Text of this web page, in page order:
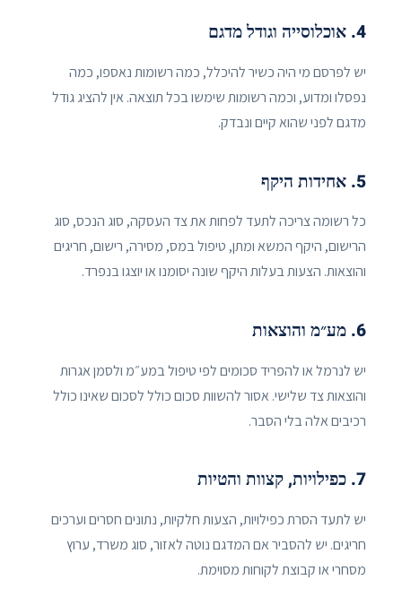
4. אוכלוסייה וגודל מדגם
יש לפרסם מי היה כשיר להיכלל, כמה רשומות נאספו, כמה
נפסלו ומדוע, וכמה רשומות שימשו בכל תוצאה. אין להציג גודל
מדגם לפני שהוא קיים ונבדק.
5. אחידות היקף
כל רשומה צריכה לתעד לפחות את צד העסקה, סוג הנכס, סוג
הרישום, היקף המשא ומתן, טיפול במס, מסירה, רישום, חריגים
והוצאות. הצעות בעלות היקף שונה יסומנו או יוצגו בנפרד.
6. מע״מ והוצאות
יש לנרמל או להפריד סכומים לפי טיפול במע״מ ולסמן אגרות
והוצאות צד שלישי. אסור להשוות סכום כולל לסכום שאינו כולל
רכיבים אלה בלי הסבר.
7. כפילויות, קצוות והטיות
יש לתעד הסרת כפילויות, הצעות חלקיות, נתונים חסרים וערכים
חריגים. יש להסביר אם המדגם נוטה לאזור, סוג משרד, ערוץ
מסחרי או קבוצת לקוחות מסוימת.